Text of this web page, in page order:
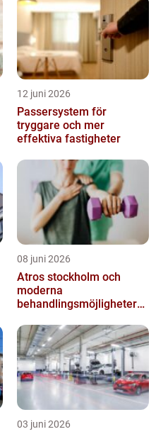
12 juni 2026
Passersystem för
tryggare och mer
effektiva fastigheter
08 juni 2026
Atros stockholm och
moderna
behandlingsmöjligheter
03 juni 2026